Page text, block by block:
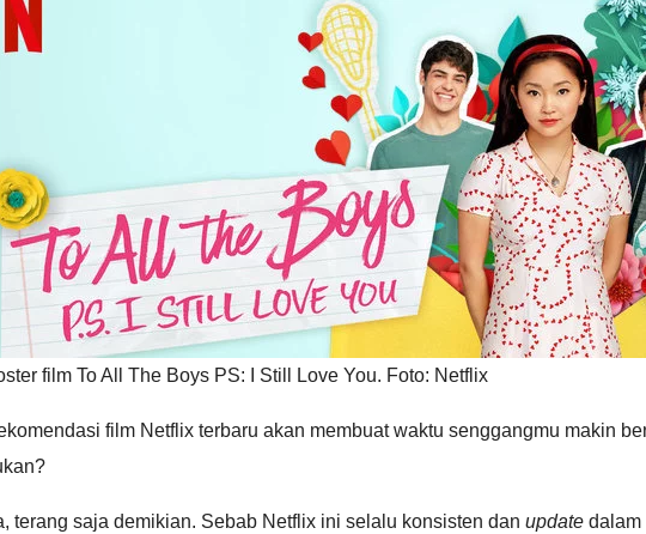
film To All The Boys PS: I Still Love You. Foto: Netflix
film Netflix terbaru akan membuat waktu senggangmu makin
terang saja demikian. Sebab Netflix ini selalu konsisten dan update dalam